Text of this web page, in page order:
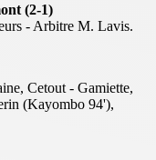
(2-1)
- Arbitre M. Lavis.
Cetout - Gamiette,
(Kayombo 94'),